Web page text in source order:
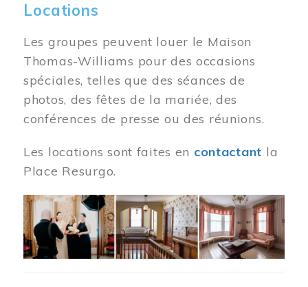
Locations
Les groupes peuvent louer le Maison
Thomas-Williams pour des occasions
spéciales, telles que des séances de
photos, des fêtes de la mariée, des
conférences de presse ou des réunions.
Les locations sont faites en contactant la
Place Resurgo.
Image